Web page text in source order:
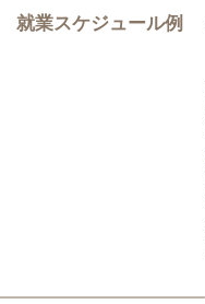
就業スケジュール例